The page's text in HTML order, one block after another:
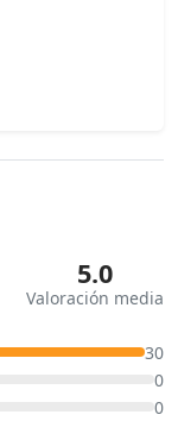
5.0
Valoración media
30
0
0